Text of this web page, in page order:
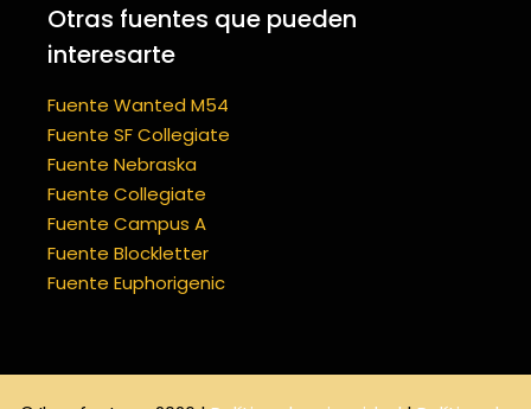
Otras fuentes que pueden
interesarte
Fuente Wanted M54
Fuente SF Collegiate
Fuente Nebraska
Fuente Collegiate
Fuente Campus A
Fuente Blockletter
Fuente Euphorigenic